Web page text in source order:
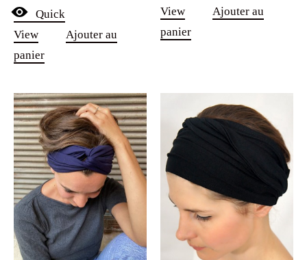
Quick
View
Ajouter au
panier
View
Ajouter au
panier